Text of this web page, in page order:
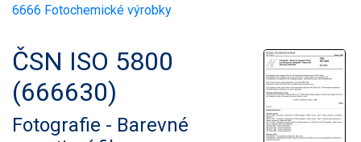
6666 Fotochemické výrobky
ČSN ISO 5800
(666630)
Fotografie - Barevné